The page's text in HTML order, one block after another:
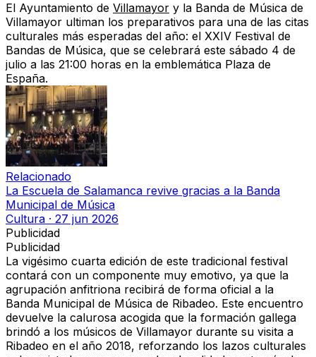
El Ayuntamiento de Villamayor y la Banda de Música de
Villamayor ultiman los preparativos para una de las citas
culturales más esperadas del año: el XXIV Festival de
Bandas de Música, que se celebrará este sábado 4 de
julio a las 21:00 horas en la emblemática Plaza de
España.
Relacionado
La Escuela de Salamanca revive gracias a la Banda
Municipal de Música
Cultura · 27 jun 2026
Publicidad
Publicidad
La vigésimo cuarta edición de este tradicional festival
contará con un componente muy emotivo, ya que la
agrupación anfitriona recibirá de forma oficial a la
Banda Municipal de Música de Ribadeo. Este encuentro
devuelve la calurosa acogida que la formación gallega
brindó a los músicos de Villamayor durante su visita a
Ribadeo en el año 2018, reforzando los lazos culturales